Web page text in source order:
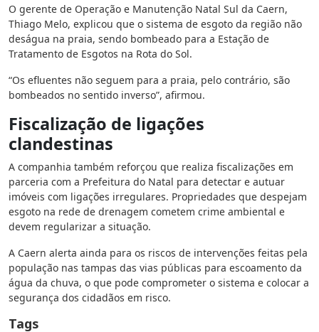
O gerente de Operação e Manutenção Natal Sul da Caern,
Thiago Melo, explicou que o sistema de esgoto da região não
deságua na praia, sendo bombeado para a Estação de
Tratamento de Esgotos na Rota do Sol.
“Os efluentes não seguem para a praia, pelo contrário, são
bombeados no sentido inverso”, afirmou.
Fiscalização de ligações
clandestinas
A companhia também reforçou que realiza fiscalizações em
parceria com a Prefeitura do Natal para detectar e autuar
imóveis com ligações irregulares. Propriedades que despejam
esgoto na rede de drenagem cometem crime ambiental e
devem regularizar a situação.
A Caern alerta ainda para os riscos de intervenções feitas pela
população nas tampas das vias públicas para escoamento da
água da chuva, o que pode comprometer o sistema e colocar a
segurança dos cidadãos em risco.
Tags